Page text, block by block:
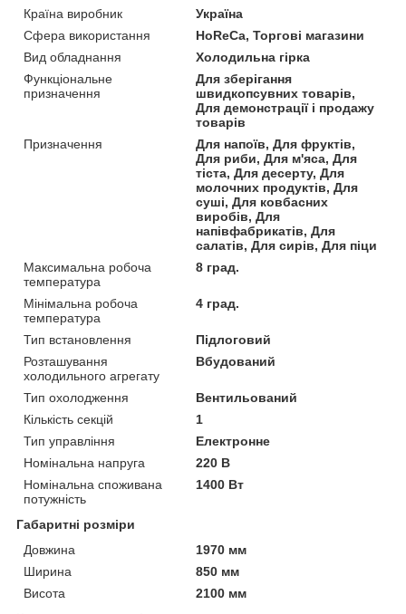
Країна виробник
Україна
Сфера використання
HoReCa, Торгові магазини
Вид обладнання
Холодильна гірка
Функціональне
призначення
Для зберігання
швидкопсувних товарів,
Для демонстрації і продажу
товарів
Призначення
Для напоїв, Для фруктів,
Для риби, Для м'яса, Для
тіста, Для десерту, Для
молочних продуктів, Для
суші, Для ковбасних
виробів, Для
напівфабрикатів, Для
салатів, Для сирів, Для піци
Максимальна робоча
температура
8 град.
Мінімальна робоча
температура
4 град.
Тип встановлення
Підлоговий
Розташування
холодильного агрегату
Вбудований
Тип охолодження
Вентильований
Кількість секцій
1
Тип управління
Електронне
Номінальна напруга
220 В
Номінальна споживана
потужність
1400 Вт
Габаритні розміри
Довжина
1970 мм
Ширина
850 мм
Висота
2100 мм